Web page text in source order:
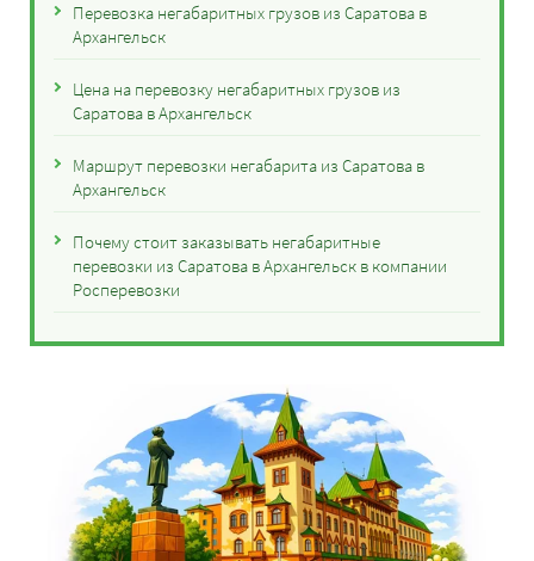
Перевозка негабаритных грузов из Саратова в
Архангельск
Цена на перевозку негабаритных грузов из
Саратова в Архангельск
Маршрут перевозки негабарита из Саратова в
Архангельск
Почему стоит заказывать негабаритные
перевозки из Саратова в Архангельск в компании
Росперевозки